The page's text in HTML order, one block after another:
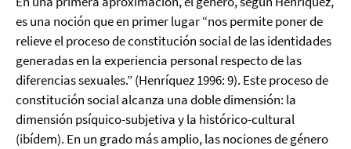
es una noción que en primer lugar “nos permite poner de
relieve el proceso de constitución social de las identidades
generadas en la experiencia personal respecto de las
diferencias sexuales.” (Henríquez 1996: 9). Este proceso de
constitución social alcanza una doble dimensión: la
dimensión psíquico-subjetiva y la histórico-cultural
(ibídem). En un grado más amplio, las nociones de género